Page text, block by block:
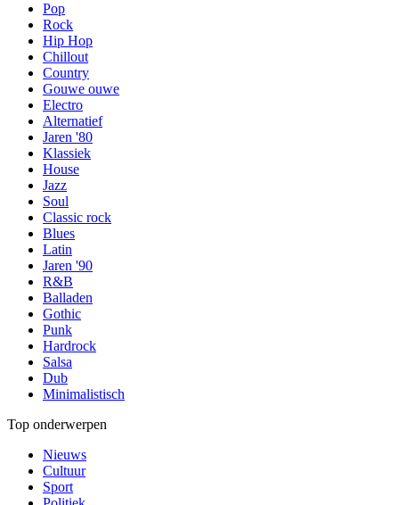
Pop
Rock
Hip Hop
Chillout
Country
Gouwe ouwe
Electro
Alternatief
Jaren '80
Klassiek
House
Jazz
Soul
Classic rock
Blues
Latin
Jaren '90
R&B
Balladen
Gothic
Punk
Hardrock
Salsa
Dub
Minimalistisch
Top onderwerpen
Nieuws
Cultuur
Sport